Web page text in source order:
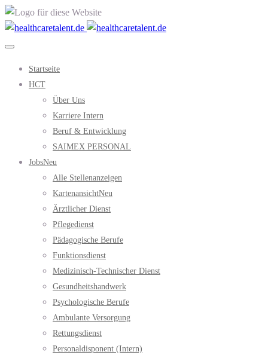
Startseite
HCT
Über Uns
Karriere Intern
Beruf & Entwicklung
SAIMEX PERSONAL
JobsNeu
Alle Stellenanzeigen
KartenansichtNeu
Ärztlicher Dienst
Pflegedienst
Pädagogische Berufe
Funktionsdienst
Medizinisch-Technischer Dienst
Gesundheitshandwerk
Psychologische Berufe
Ambulante Versorgung
Rettungsdienst
Personaldisponent (Intern)